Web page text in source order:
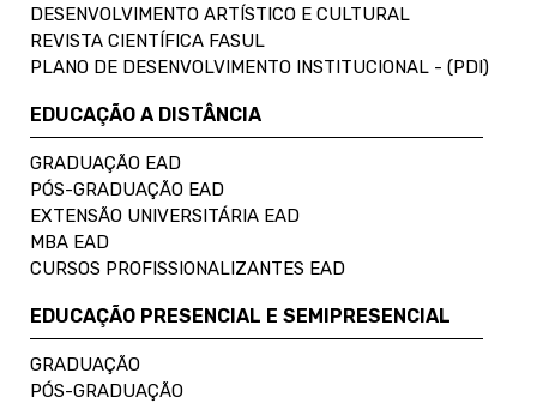
DESENVOLVIMENTO ARTÍSTICO E CULTURAL
REVISTA CIENTÍFICA FASUL
PLANO DE DESENVOLVIMENTO INSTITUCIONAL - (PDI)
EDUCAÇÃO A DISTÂNCIA
GRADUAÇÃO EAD
PÓS-GRADUAÇÃO EAD
EXTENSÃO UNIVERSITÁRIA EAD
MBA EAD
CURSOS PROFISSIONALIZANTES EAD
EDUCAÇÃO PRESENCIAL E SEMIPRESENCIAL
GRADUAÇÃO
PÓS-GRADUAÇÃO